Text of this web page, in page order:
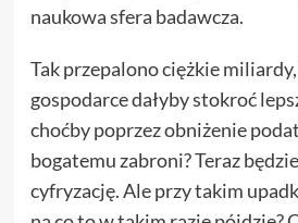
naukowa sfera badawcza.
Tak przepalono ciężkie
gospodarce dałyby stokroć
choćby poprzez obniżenie
bogatemu zabroni? Teraz
cyfryzację. Ale przy takim